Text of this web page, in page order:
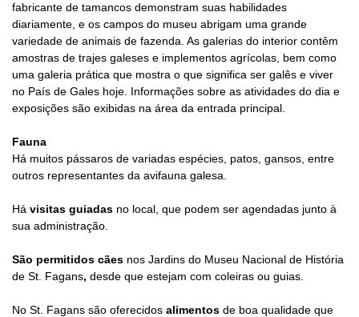
fabricante de tamancos demonstram suas habilidades
diariamente, e os campos do museu abrigam uma grande
variedade de animais de fazenda. As galerias do interior contêm
amostras de trajes galeses e implementos agrícolas, bem como
uma galeria prática que mostra o que significa ser galês e viver
no País de Gales hoje. Informações sobre as atividades do dia e
exposições são exibidas na área da entrada principal.
Fauna
Há muitos pássaros de variadas espécies, patos, gansos, entre
outros representantes da avifauna galesa.
Há visitas guiadas no local, que podem ser agendadas junto à
sua administração.
São permitidos cães nos Jardins do Museu Nacional de História
de St. Fagans, desde que estejam com coleiras ou guias.
No St. Fagans são oferecidos alimentos de boa qualidade que